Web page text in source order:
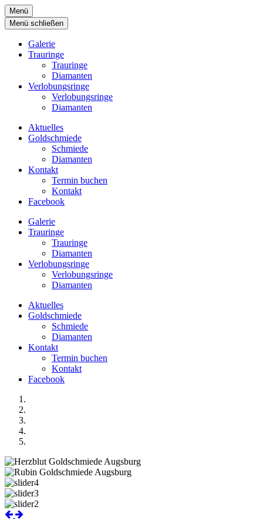
Menü
Menü schließen
Galerie
Trauringe
Trauringe
Diamanten
Verlobungsringe
Verlobungsringe
Diamanten
Aktuelles
Goldschmiede
Schmiede
Diamanten
Kontakt
Termin buchen
Kontakt
Facebook
Galerie
Trauringe
Trauringe
Diamanten
Verlobungsringe
Verlobungsringe
Diamanten
Aktuelles
Goldschmiede
Schmiede
Diamanten
Kontakt
Termin buchen
Kontakt
Facebook